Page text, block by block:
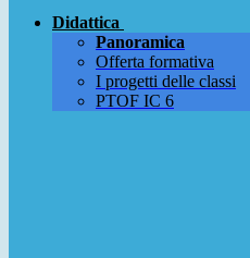
Didattica
Panoramica
Offerta formativa
I progetti delle classi
PTOF IC 6